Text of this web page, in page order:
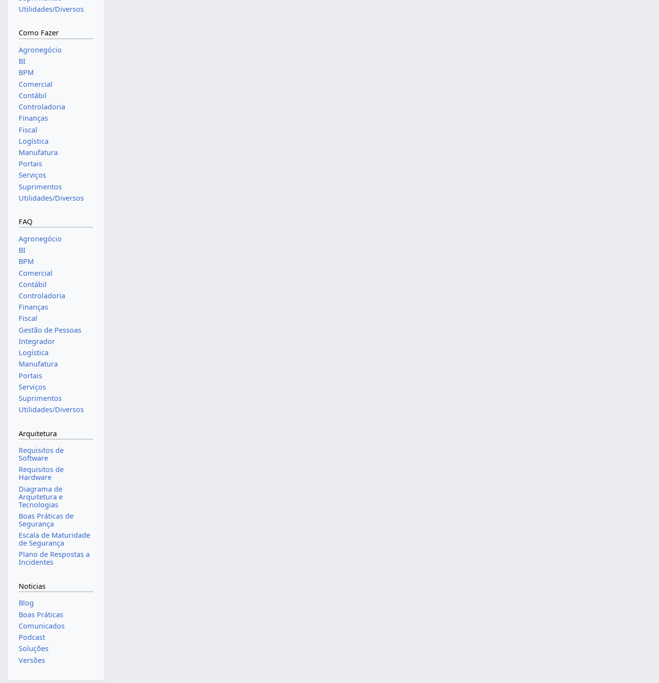
Utilidades/Diversos
Como Fazer
Agronegócio
BI
BPM
Comercial
Contábil
Controladoria
Finanças
Fiscal
Logística
Manufatura
Portais
Serviços
Suprimentos
Utilidades/Diversos
FAQ
Agronegócio
BI
BPM
Comercial
Contábil
Controladoria
Finanças
Fiscal
Gestão de Pessoas
Integrador
Logística
Manufatura
Portais
Serviços
Suprimentos
Utilidades/Diversos
Arquitetura
Requisitos de
Software
Requisitos de
Hardware
Diagrama de
Arquitetura e
Tecnologias
Boas Práticas de
Segurança
Escala de Maturidade
de Segurança
Plano de Respostas a
Incidentes
Noticias
Blog
Boas Práticas
Comunicados
Podcast
Soluções
Versões